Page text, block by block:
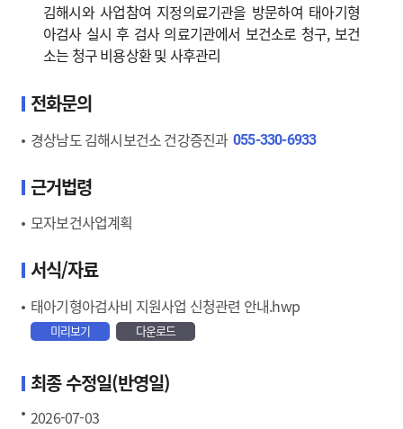
김해시와 사업참여 지정의료기관을 방문하여 태아기형
아검사 실시 후 검사 의료기관에서 보건소로 청구, 보건
소는 청구 비용상환 및 사후관리
전화문의
경상남도 김해시보건소 건강증진과 055-330-6933
근거법령
모자보건사업계획
서식/자료
태아기형아검사비 지원사업 신청관련 안내.hwp
미리보기 다운로드
최종 수정일(반영일)
2026-07-03